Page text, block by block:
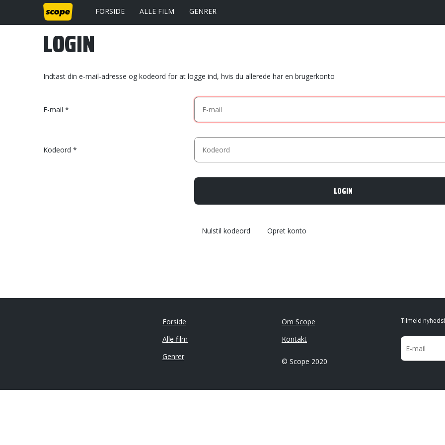
FORSIDE ALLE FILM GENRER
LOGIN
Indtast din e-mail-adresse og kodeord for at logge ind, hvis du allerede har en brugerkonto
E-mail
Kodeord
Nulstil kodeord Opret konto
Forside
Alle film
Genrer
Om Scope
Kontakt
© Scope 2020
Tilmeld